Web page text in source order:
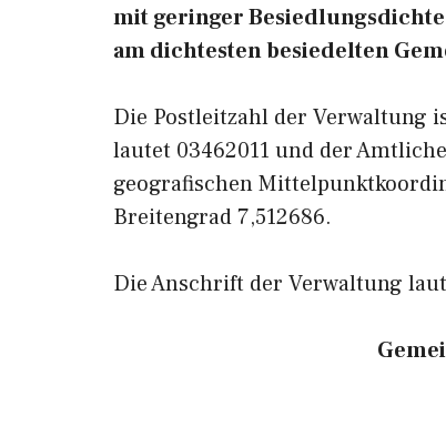
mit geringer
am dichtesten besiedelten
Die Postleitzahl der Verwaltung
lautet 03462011 und der
geografischen
Breitengrad 7,512686.
Die Anschrift der Verwaltung